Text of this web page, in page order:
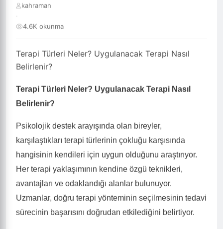
Terapi Türleri Neler? Uygulanacak Terapi Nasıl
Belirlenir?
kahraman
·
4.6K okunma
Terapi Türleri Neler? Uygulanacak Terapi Nasıl
Belirlenir?
Psikolojik destek arayışında olan bireyler,
karşılaştıkları terapi türlerinin çokluğu karşısında
hangisinin kendileri için uygun olduğunu araştırıyor.
Her terapi yaklaşımının kendine özgü teknikleri,
avantajları ve odaklandığı alanlar bulunuyor.
Uzmanlar, doğru terapi yönteminin seçilmesinin tedavi
sürecinin başarısını doğrudan etkilediğini belirtiyor.